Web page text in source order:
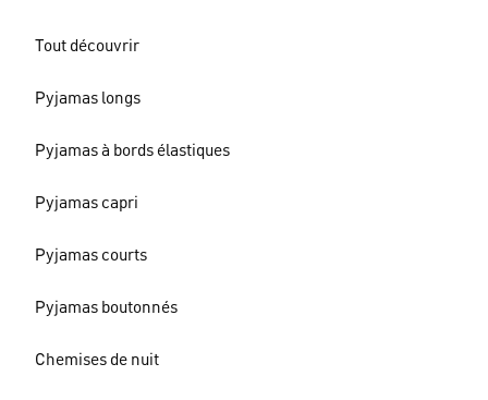
Tout découvrir
Pyjamas longs
Pyjamas à bords élastiques
Pyjamas capri
Pyjamas courts
Pyjamas boutonnés
Chemises de nuit